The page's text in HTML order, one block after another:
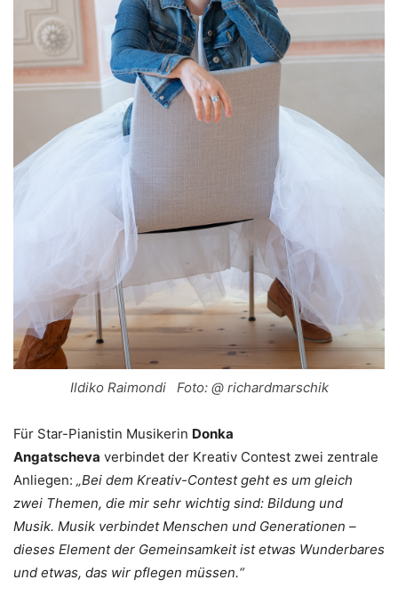
Ildiko Raimondi Foto: @ richardmarschik
Für Star-Pianistin Musikerin Donka
Angatscheva verbindet der Kreativ Contest zwei zentrale
Anliegen: „Bei dem Kreativ-Contest geht es um gleich
zwei Themen, die mir sehr wichtig sind: Bildung und
Musik. Musik verbindet Menschen und Generationen –
dieses Element der Gemeinsamkeit ist etwas Wunderbares
und etwas, das wir pflegen müssen.“